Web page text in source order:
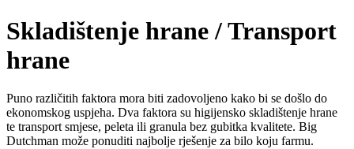
Skladištenje hrane / Transport
hrane
Puno različitih faktora mora biti zadovoljeno kako bi se došlo do
ekonomskog uspjeha. Dva faktora su higijensko skladištenje hrane
te transport smjese, peleta ili granula bez gubitka kvalitete. Big
Dutchman može ponuditi najbolje rješenje za bilo koju farmu.